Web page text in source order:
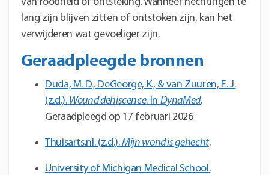
lang zijn blijven zitten of ontstoken zijn, kan het
verwijderen wat gevoeliger zijn.
Geraadpleegde bronnen
Duda, M. D., DeGeorge, K., & van Zuuren, E. J.
(z.d.). Wound dehiscence. In DynaMed.
Geraadpleegd op 17 februari 2026
Thuisarts.nl. (z.d.).Mijn wond is gehecht.
University of Michigan Medical School.